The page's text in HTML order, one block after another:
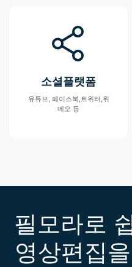
소셜플랫폼
유튜브, 페이스북,트위터,위
메오 등
필모라로
영상편집